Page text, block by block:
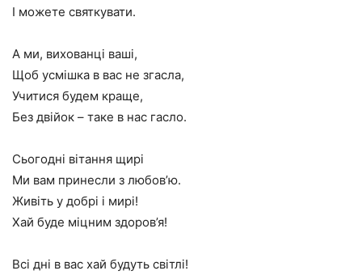
І можете святкувати.
А ми, вихованці ваші,
Щоб усмішка в вас не згасла,
Учитися будем краще,
Без двійок – таке в нас гасло.
Сьогодні вітання щирі
Ми вам принесли з любов’ю.
Живіть у добрі і мирі!
Хай буде міцним здоров’я!
Всі дні в вас хай будуть світлі!